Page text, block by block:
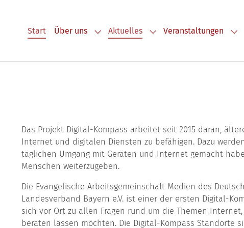
Start Über uns
Submenu for "Über uns"
Aktuelles
Submenu for "Aktuelles"
Veranstaltungen
Das Projekt Digital-Kompass arbeitet seit 2015 daran,
Internet und digitalen Diensten zu befähigen. Dazu
täglichen Umgang mit Geräten und Internet gemacht
Menschen weiterzugeben.
Die Evangelische Arbeitsgemeinschaft Medien des
Landesverband Bayern e.V. ist einer der ersten Digital-
sich vor Ort zu allen Fragen rund um die Themen
beraten lassen möchten. Die Digital-Kompass Standorte